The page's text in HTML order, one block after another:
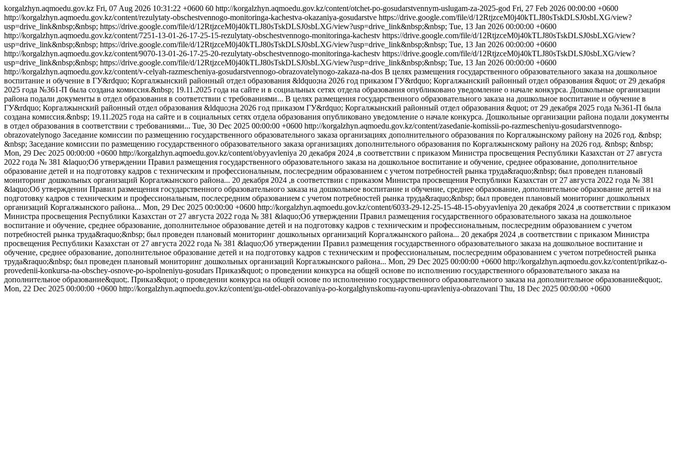
korgalzhyn.aqmoedu.gov.kz Fri, 07 Aug 2026 10:31:22 +0600 60 http://korgalzhyn.aqmoedu.gov.kz/content/otchet-po-gosudarstvennym-uslugam-za-2025-god Fri, 27 Feb 2026 00:00:00 +0600
http://korgalzhyn.aqmoedu.gov.kz/content/rezulytaty-obschestvennogo-monitoringa-kachestva-okazaniya-gosudarstve https://drive.google.com/file/d/12RtjzceM0j40kTLJ80sTskDLSJ0sbLXG/view?
usp=drive_link&nbsp;&nbsp; https://drive.google.com/file/d/12RtjzceM0j40kTLJ80sTskDLSJ0sbLXG/view?usp=drive_link&nbsp;&nbsp; Tue, 13 Jan 2026 00:00:00 +0600
http://korgalzhyn.aqmoedu.gov.kz/content/7251-13-01-26-17-25-15-rezulytaty-obschestvennogo-monitoringa-kachestv https://drive.google.com/file/d/12RtjzceM0j40kTLJ80sTskDLSJ0sbLXG/view?
usp=drive_link&nbsp;&nbsp; https://drive.google.com/file/d/12RtjzceM0j40kTLJ80sTskDLSJ0sbLXG/view?usp=drive_link&nbsp;&nbsp; Tue, 13 Jan 2026 00:00:00 +0600
http://korgalzhyn.aqmoedu.gov.kz/content/9070-13-01-26-17-25-20-rezulytaty-obschestvennogo-monitoringa-kachestv https://drive.google.com/file/d/12RtjzceM0j40kTLJ80sTskDLSJ0sbLXG/view?
usp=drive_link&nbsp;&nbsp; https://drive.google.com/file/d/12RtjzceM0j40kTLJ80sTskDLSJ0sbLXG/view?usp=drive_link&nbsp;&nbsp; Tue, 13 Jan 2026 00:00:00 +0600
http://korgalzhyn.aqmoedu.gov.kz/content/v-celyah-razmescheniya-gosudarstvennogo-obrazovatelynogo-zakaza-na-dos В целях размещения государственного образовательного заказа на дошкольное
воспитание и обучение в ГУ&rdquo; Коргалжынский районный отдел образования &ldquo;на 2026 год приказом ГУ&rdquo; Коргалжынский районный отдел образования &quot; от 29 декабря
2025 года №361-П была создана комиссия.&nbsp; 19.11.2025 года на сайте и в социальных сетях отдела образования опубликовано уведомление о начале конкурса. Дошкольные организации
района подали документы в отдел образования в соответствии с требованиями... В целях размещения государственного образовательного заказа на дошкольное воспитание и обучение в
ГУ&rdquo; Коргалжынский районный отдел образования &ldquo;на 2026 год приказом ГУ&rdquo; Коргалжынский районный отдел образования &quot; от 29 декабря 2025 года №361-П была
создана комиссия.&nbsp; 19.11.2025 года на сайте и в социальных сетях отдела образования опубликовано уведомление о начале конкурса. Дошкольные организации района подали документы
в отдел образования в соответствии с требованиями... Tue, 30 Dec 2025 00:00:00 +0600 http://korgalzhyn.aqmoedu.gov.kz/content/zasedanie-komissii-po-razmescheniyu-gosudarstvennogo-
obrazovatelynogo Заседание комиссии по размещению государственного образовательного заказа организациях дополнительного образования по Коргалжынскому району на 2026 год. &nbsp;
&nbsp; Заседание комиссии по размещению государственного образовательного заказа организациях дополнительного образования по Коргалжынскому району на 2026 год. &nbsp; &nbsp;
Mon, 29 Dec 2025 00:00:00 +0600 http://korgalzhyn.aqmoedu.gov.kz/content/obyyavleniya 20 декабря 2024 ,в соответствии с приказом Министра просвещения Республики Казахстан от 27 августа
2022 года № 381 &laquo;Об утверждении Правил размещения государственного образовательного заказа на дошкольное воспитание и обучение, среднее образование, дополнительное
образование детей и на подготовку кадров с техническим и профессиональным, послесредним образованием с учетом потребностей рынка труда&raquo;&nbsp; был проведен плановый
мониторинг дошкольных организаций Коргалжынского района... 20 декабря 2024 ,в соответствии с приказом Министра просвещения Республики Казахстан от 27 августа 2022 года № 381
&laquo;Об утверждении Правил размещения государственного образовательного заказа на дошкольное воспитание и обучение, среднее образование, дополнительное образование детей и на
подготовку кадров с техническим и профессиональным, послесредним образованием с учетом потребностей рынка труда&raquo;&nbsp; был проведен плановый мониторинг дошкольных
организаций Коргалжынского района... Mon, 29 Dec 2025 00:00:00 +0600 http://korgalzhyn.aqmoedu.gov.kz/content/6033-29-12-25-15-48-15-obyyavleniya 20 декабря 2024 ,в соответствии с приказом
Министра просвещения Республики Казахстан от 27 августа 2022 года № 381 &laquo;Об утверждении Правил размещения государственного образовательного заказа на дошкольное
воспитание и обучение, среднее образование, дополнительное образование детей и на подготовку кадров с техническим и профессиональным, послесредним образованием с учетом
потребностей рынка труда&raquo;&nbsp; был проведен плановый мониторинг дошкольных организаций Коргалжынского района... 20 декабря 2024 ,в соответствии с приказом Министра
просвещения Республики Казахстан от 27 августа 2022 года № 381 &laquo;Об утверждении Правил размещения государственного образовательного заказа на дошкольное воспитание и
обучение, среднее образование, дополнительное образование детей и на подготовку кадров с техническим и профессиональным, послесредним образованием с учетом потребностей рынка
труда&raquo;&nbsp; был проведен плановый мониторинг дошкольных организаций Коргалжынского района... Mon, 29 Dec 2025 00:00:00 +0600 http://korgalzhyn.aqmoedu.gov.kz/content/prikaz-o-
provedenii-konkursa-na-obschey-osnove-po-ispolneniyu-gosudars Приказ&quot; о проведении конкурса на общей основе по исполнению государственного образовательного заказа на
дополнительное образование&quot;. Приказ&quot; о проведении конкурса на общей основе по исполнению государственного образовательного заказа на дополнительное образование&quot;.
Mon, 22 Dec 2025 00:00:00 +0600 http://korgalzhyn.aqmoedu.gov.kz/content/gu-otdel-obrazovaniya-po-korgalghynskomu-rayonu-upravleniya-obrazovani Thu, 18 Dec 2025 00:00:00 +0600